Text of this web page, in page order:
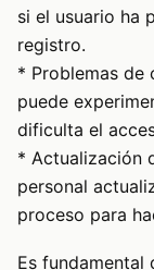
si el usuario ha
registro.
* Problemas de
puede
dificulta el
* Actualización
personal
proceso para
Es fundamental